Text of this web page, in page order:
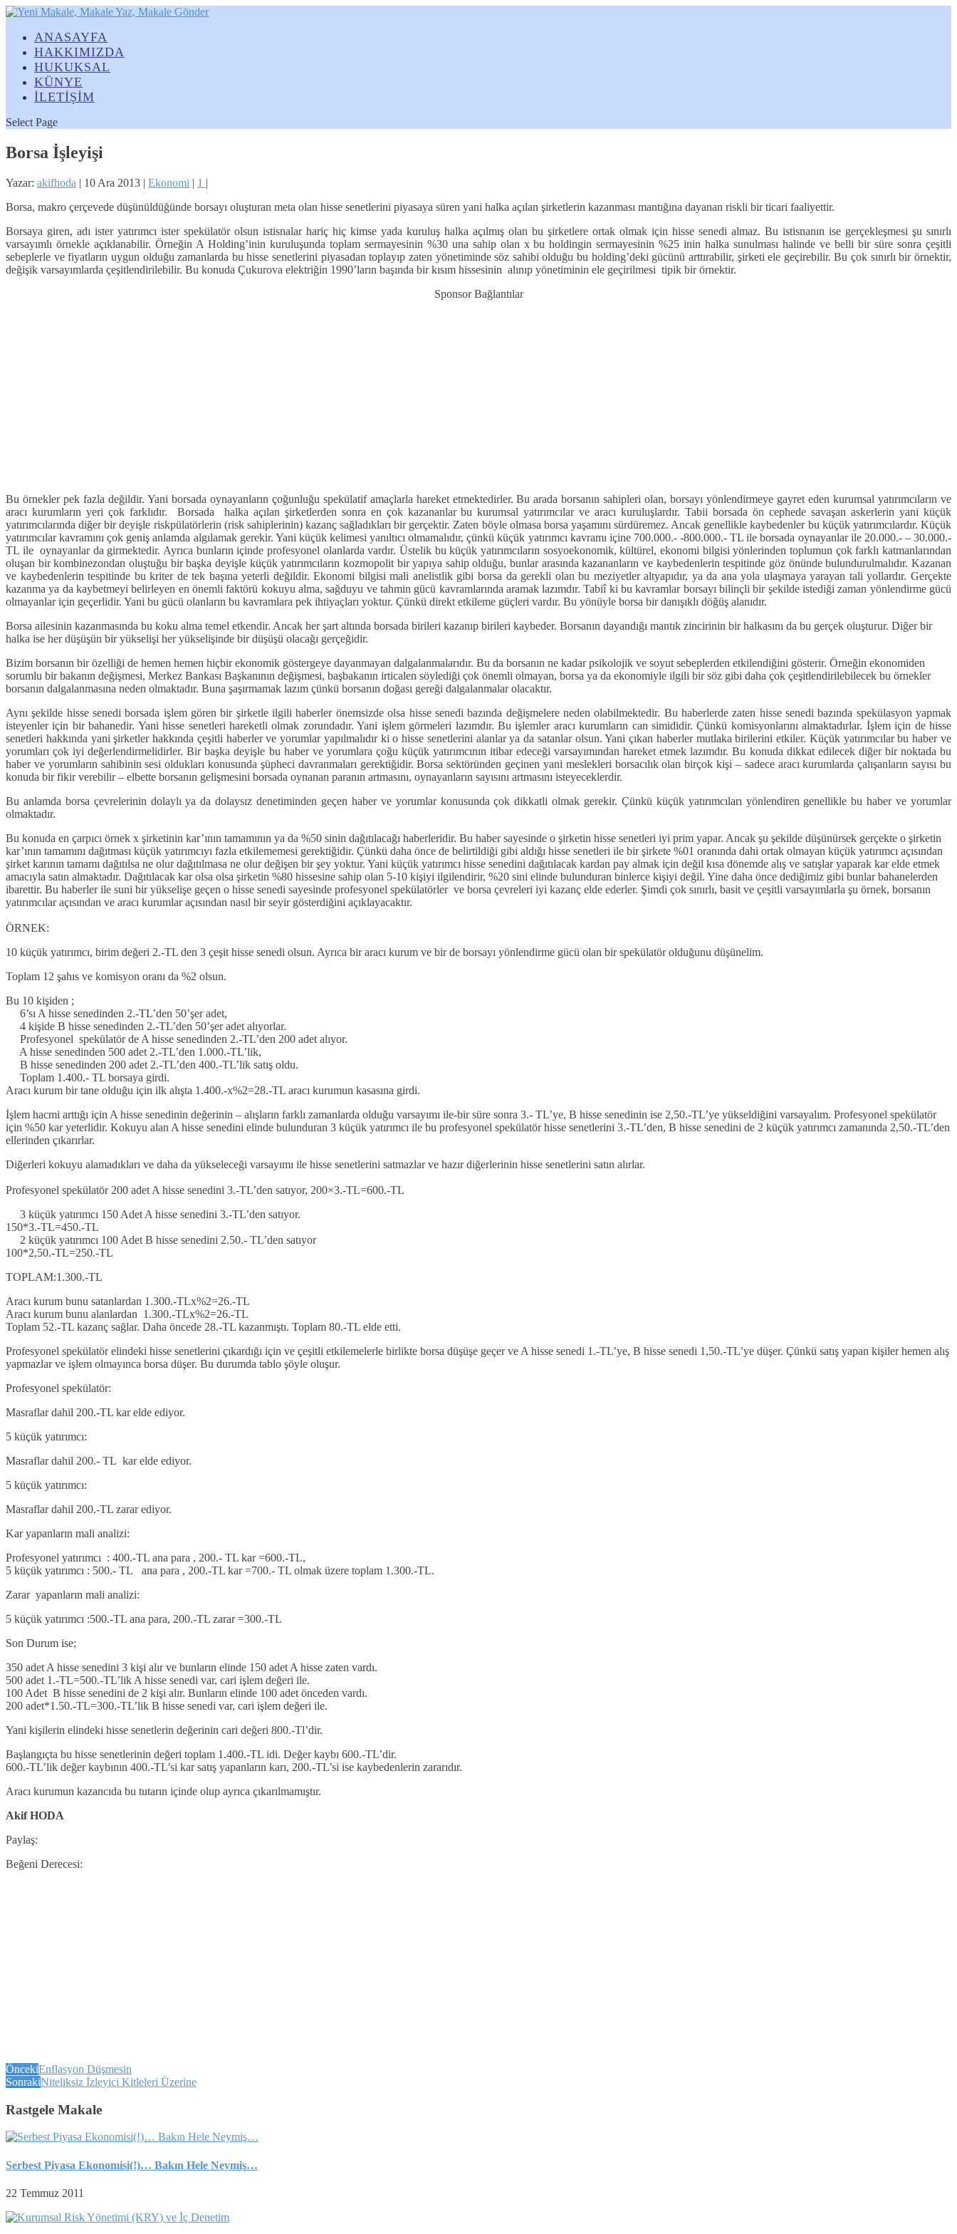
ANASAYFA
HAKKIMIZDA
HUKUKSAL
KÜNYE
İLETİŞİM
Select Page
Borsa İşleyişi
Yazar: akifhoda | 10 Ara 2013 | Ekonomi | 1 |
Borsa, makro çerçevede düşünüldüğünde borsayı oluşturan meta olan hisse senetlerini piyasaya süren yani halka açılan şirketlerin kazanması mantığına dayanan riskli bir ticari faaliyettir.
Borsaya giren, adı ister yatırımcı ister spekülatör olsun istisnalar hariç hiç kimse yada kuruluş halka açılmış olan bu şirketlere ortak olmak için hisse senedi almaz. Bu istisnanın ise gerçekleşmesi şu sınırlı
varsayımlı örnekle açıklanabilir. Örneğin A Holding’inin kuruluşunda toplam sermayesinin %30 una sahip olan x bu holdingin sermayesinin %25 inin halka sunulması halinde ve belli bir süre sonra çeşitli
sebeplerle ve fiyatların uygun olduğu zamanlarda bu hisse senetlerini piyasadan toplayıp zaten yönetiminde söz sahibi olduğu bu holding’deki gücünü arttırabilir, şirketi ele geçirebilir. Bu çok sınırlı bir örnektir,
değişik varsayımlarda çeşitlendirilebilir. Bu konuda Çukurova elektriğin 1990’ların başında bir kısım hissesinin alınıp yönetiminin ele geçirilmesi tipik bir örnektir.
Sponsor Bağlantılar
Bu örnekler pek fazla değildir. Yani borsada oynayanların çoğunluğu spekülatif amaçlarla hareket etmektedirler. Bu arada borsanın sahipleri olan, borsayı yönlendirmeye gayret eden kurumsal yatırımcıların ve
aracı kurumların yeri çok farklıdır. Borsada halka açılan şirketlerden sonra en çok kazananlar bu kurumsal yatırımcılar ve aracı kuruluşlardır. Tabii borsada ön cephede savaşan askerlerin yani küçük
yatırımcılarında diğer bir deyişle riskpülatörlerin (risk sahiplerinin) kazanç sağladıkları bir gerçektir. Zaten böyle olmasa borsa yaşamını sürdüremez. Ancak genellikle kaybedenler bu küçük yatırımcılardır. Küçük
yatırımcılar kavramını çok geniş anlamda algılamak gerekir. Yani küçük kelimesi yanıltıcı olmamalıdır, çünkü küçük yatırımcı kavramı içine 700.000.- -800.000.- TL ile borsada oynayanlar ile 20.000.- – 30.000.-
TL ile oynayanlar da girmektedir. Ayrıca bunların içinde profesyonel olanlarda vardır. Üstelik bu küçük yatırımcıların sosyoekonomik, kültürel, ekonomi bilgisi yönlerinden toplumun çok farklı katmanlarından
oluşan bir kombinezondan oluştuğu bir başka deyişle küçük yatırımcıların kozmopolit bir yapıya sahip olduğu, bunlar arasında kazananların ve kaybedenlerin tespitinde göz önünde bulundurulmalıdır. Kazanan
ve kaybedenlerin tespitinde bu kriter de tek başına yeterli değildir. Ekonomi bilgisi mali anelistlik gibi borsa da gerekli olan bu meziyetler altyapıdır, ya da ana yola ulaşmaya yarayan tali yollardır. Gerçekte
kazanma ya da kaybetmeyi belirleyen en önemli faktörü kokuyu alma, sağduyu ve tahmin gücü kavramlarında aramak lazımdır. Tabiî ki bu kavramlar borsayı bilinçli bir şekilde istediği zaman yönlendirme gücü
olmayanlar için geçerlidir. Yani bu gücü olanların bu kavramlara pek ihtiyaçları yoktur. Çünkü direkt etkileme güçleri vardır. Bu yönüyle borsa bir danışıklı döğüş alanıdır.
Borsa ailesinin kazanmasında bu koku alma temel etkendir. Ancak her şart altında borsada birileri kazanıp birileri kaybeder. Borsanın dayandığı mantık zincirinin bir halkasını da bu gerçek oluşturur. Diğer bir
halka ise her düşüşün bir yükselişi her yükselişinde bir düşüşü olacağı gerçeğidir.
Bizim borsanın bir özelliği de hemen hemen hiçbir ekonomik göstergeye dayanmayan dalgalanmalarıdır. Bu da borsanın ne kadar psikolojik ve soyut sebeplerden etkilendiğini gösterir. Örneğin ekonomiden
sorumlu bir bakanın değişmesi, Merkez Bankası Başkanının değişmesi, başbakanın irticalen söylediği çok önemli olmayan, borsa ya da ekonomiyle ilgili bir söz gibi daha çok çeşitlendirilebilecek bu örnekler
borsanın dalgalanmasına neden olmaktadır. Buna şaşırmamak lazım çünkü borsanın doğası gereği dalgalanmalar olacaktır.
Aynı şekilde hisse senedi borsada işlem gören bir şirketle ilgili haberler önemsizde olsa hisse senedi bazında değişmelere neden olabilmektedir. Bu haberlerde zaten hisse senedi bazında spekülasyon yapmak
isteyenler için bir bahanedir. Yani hisse senetleri hareketli olmak zorundadır. Yani işlem görmeleri lazımdır. Bu işlemler aracı kurumların can simididir. Çünkü komisyonlarını almaktadırlar. İşlem için de hisse
senetleri hakkında yani şirketler hakkında çeşitli haberler ve yorumlar yapılmalıdır ki o hisse senetlerini alanlar ya da satanlar olsun. Yani çıkan haberler mutlaka birilerini etkiler. Küçük yatırımcılar bu haber ve
yorumları çok iyi değerlendirmelidirler. Bir başka deyişle bu haber ve yorumlara çoğu küçük yatırımcının itibar edeceği varsayımından hareket etmek lazımdır. Bu konuda dikkat edilecek diğer bir noktada bu
haber ve yorumların sahibinin sesi oldukları konusunda şüpheci davranmaları gerektiğidir. Borsa sektöründen geçinen yani meslekleri borsacılık olan birçok kişi – sadece aracı kurumlarda çalışanların sayısı bu
konuda bir fikir verebilir – elbette borsanın gelişmesini borsada oynanan paranın artmasını, oynayanların sayısını artmasını isteyeceklerdir.
Bu anlamda borsa çevrelerinin dolaylı ya da dolaysız denetiminden geçen haber ve yorumlar konusunda çok dikkatli olmak gerekir. Çünkü küçük yatırımcıları yönlendiren genellikle bu haber ve yorumlar
olmaktadır.
Bu konuda en çarpıcı örnek x şirketinin kar’ının tamamının ya da %50 sinin dağıtılacağı haberleridir. Bu haber sayesinde o şirketin hisse senetleri iyi prim yapar. Ancak şu şekilde düşünürsek gerçekte o şirketin
kar’ının tamamını dağıtması küçük yatırımcıyı fazla etkilememesi gerektiğidir. Çünkü daha önce de belirtildiği gibi aldığı hisse senetleri ile bir şirkete %01 oranında dahi ortak olmayan küçük yatırımcı açısından
şirket karının tamamı dağıtılsa ne olur dağıtılmasa ne olur değişen bir şey yoktur. Yani küçük yatırımcı hisse senedini dağıtılacak kardan pay almak için değil kısa dönemde alış ve satışlar yaparak kar elde etmek
amacıyla satın almaktadır. Dağıtılacak kar olsa olsa şirketin %80 hissesine sahip olan 5-10 kişiyi ilgilendirir, %20 sini elinde bulunduran binlerce kişiyi değil. Yine daha önce dediğimiz gibi bunlar bahanelerden
ibarettir. Bu haberler ile suni bir yükselişe geçen o hisse senedi sayesinde profesyonel spekülatörler ve borsa çevreleri iyi kazanç elde ederler. Şimdi çok sınırlı, basit ve çeşitli varsayımlarla şu örnek, borsanın
yatırımcılar açısından ve aracı kurumlar açısından nasıl bir seyir gösterdiğini açıklayacaktır.
ÖRNEK:
10 küçük yatırımcı, birim değeri 2.-TL den 3 çeşit hisse senedi olsun. Ayrıca bir aracı kurum ve bir de borsayı yönlendirme gücü olan bir spekülatör olduğunu düşünelim.
Toplam 12 şahıs ve komisyon oranı da %2 olsun.
Bu 10 kişiden ;
6’sı A hisse senedinden 2.-TL’den 50’şer adet,
4 kişide B hisse senedinden 2.-TL’den 50’şer adet alıyorlar.
Profesyonel spekülatör de A hisse senedinden 2.-TL’den 200 adet alıyor.
A hisse senedinden 500 adet 2.-TL’den 1.000.-TL’lik,
B hisse senedinden 200 adet 2.-TL’den 400.-TL’lik satış oldu.
Toplam 1.400.- TL borsaya girdi.
Aracı kurum bir tane olduğu için ilk alışta 1.400.-x%2=28.-TL aracı kurumun kasasına girdi.
İşlem hacmi arttığı için A hisse senedinin değerinin – alışların farklı zamanlarda olduğu varsayımı ile-bir süre sonra 3.- TL’ye, B hisse senedinin ise 2,50.-TL’ye yükseldiğini varsayalım. Profesyonel spekülatör
için %50 kar yeterlidir. Kokuyu alan A hisse senedini elinde bulunduran 3 küçük yatırımcı ile bu profesyonel spekülatör hisse senetlerini 3.-TL’den, B hisse senedini de 2 küçük yatırımcı zamanında 2,50.-TL’den
ellerinden çıkarırlar.
Diğerleri kokuyu alamadıkları ve daha da yükseleceği varsayımı ile hisse senetlerini satmazlar ve hazır diğerlerinin hisse senetlerini satın alırlar.
Profesyonel spekülatör 200 adet A hisse senedini 3.-TL’den satıyor, 200×3.-TL=600.-TL
3 küçük yatırımcı 150 Adet A hisse senedini 3.-TL’den satıyor.
150*3.-TL=450.-TL
2 küçük yatırımcı 100 Adet B hisse senedini 2.50.- TL’den satıyor
100*2,50.-TL=250.-TL
TOPLAM:1.300.-TL
Aracı kurum bunu satanlardan 1.300.-TLx%2=26.-TL
Aracı kurum bunu alanlardan 1.300.-TLx%2=26.-TL
Toplam 52.-TL kazanç sağlar. Daha öncede 28.-TL kazanmıştı. Toplam 80.-TL elde etti.
Profesyonel spekülatör elindeki hisse senetlerini çıkardığı için ve çeşitli etkilemelerle birlikte borsa düşüşe geçer ve A hisse senedi 1.-TL’ye, B hisse senedi 1,50.-TL’ye düşer. Çünkü satış yapan kişiler hemen alış
yapmazlar ve işlem olmayınca borsa düşer. Bu durumda tablo şöyle oluşur.
Profesyonel spekülatör:
Masraflar dahil 200.-TL kar elde ediyor.
5 küçük yatırımcı:
Masraflar dahil 200.- TL kar elde ediyor.
5 küçük yatırımcı:
Masraflar dahil 200.-TL zarar ediyor.
Kar yapanların mali analizi:
Profesyonel yatırımcı : 400.-TL ana para , 200.- TL kar =600.-TL,
5 küçük yatırımcı : 500.- TL ana para , 200.-TL kar =700.- TL olmak üzere toplam 1.300.-TL.
Zarar yapanların mali analizi:
5 küçük yatırımcı :500.-TL ana para, 200.-TL zarar =300.-TL
Son Durum ise;
350 adet A hisse senedini 3 kişi alır ve bunların elinde 150 adet A hisse zaten vardı.
500 adet 1.-TL=500.-TL’lik A hisse senedi var, cari işlem değeri ile.
100 Adet B hisse senedini de 2 kişi alır. Bunların elinde 100 adet önceden vardı.
200 adet*1.50.-TL=300.-TL’lik B hisse senedi var, cari işlem değeri ile.
Yani kişilerin elindeki hisse senetlerin değerinin cari değeri 800.-Tl’dir.
Başlangıçta bu hisse senetlerinin değeri toplam 1.400.-TL idi. Değer kaybı 600.-TL’dir.
600.-TL’lik değer kaybının 400.-TL’si kar satış yapanların karı, 200.-TL’si ise kaybedenlerin zararıdır.
Aracı kurumun kazancıda bu tutarın içinde olup ayrıca çıkarılmamıştır.
Akif HODA
Paylaş:
Beğeni Derecesi:
ÖncekiEnflasyon Düşmesin
SonrakiNiteliksiz İzleyici Kitleleri Üzerine
Rastgele Makale
Serbest Piyasa Ekonomisi(!)… Bakın Hele Neymiş…
22 Temmuz 2011